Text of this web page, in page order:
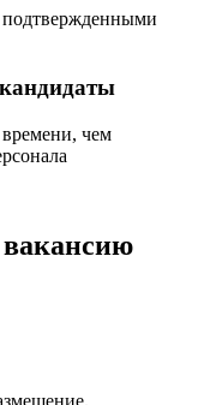
подтвержденными
чем